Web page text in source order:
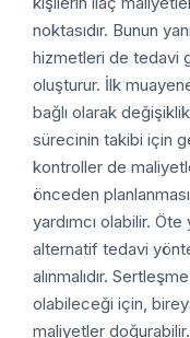
noktasıdır. Bunun
hizmetleri de tedavi
oluşturur. İlk
bağlı olarak
sürecinin takibi için
kontroller de
önceden
yardımcı olabilir.
alternatif tedavi
alınmalıdır.
olabileceği için,
maliyetler